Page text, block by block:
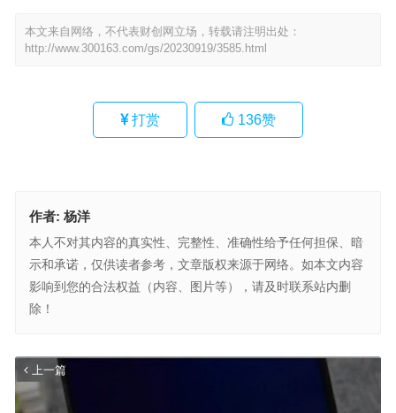
本文来自网络，不代表财创网立场，转载请注明出处：
http://www.300163.com/gs/20230919/3585.html
打赏 136赞
作者: 杨洋
本人不对其内容的真实性、完整性、准确性给予任何担保、暗
示和承诺，仅供读者参考，文章版权来源于网络。如本文内容
影响到您的合法权益（内容、图片等），请及时联系站内删
除！
上一篇